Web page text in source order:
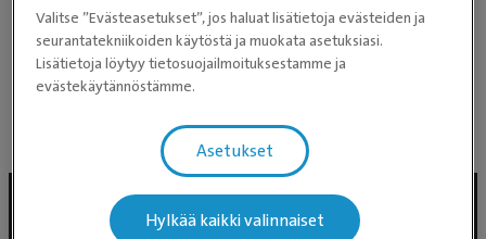
Kielitaidot
• Englanti
Valitse ”Evästeasetukset”, jos haluat lisätietoja evästeiden ja
seurantatekniikoiden käytöstä ja muokata asetuksiasi.
Lisätietoja löytyy tietosuojailmoituksestamme ja
evästekäytännöstämme.
Asetukset
Hylkää kaikki valinnaiset